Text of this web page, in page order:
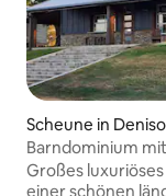
Scheune in
Barndominium
Oklahoma
Großes
einer schönen